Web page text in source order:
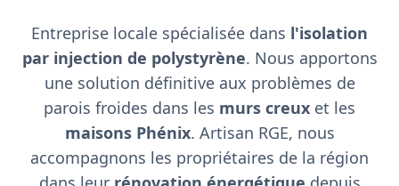
Entreprise locale spécialisée dans l'isolation
par injection de polystyrène. Nous apportons
une solution définitive aux problèmes de
parois froides dans les murs creux et les
maisons Phénix. Artisan RGE, nous
accompagnons les propriétaires de la région